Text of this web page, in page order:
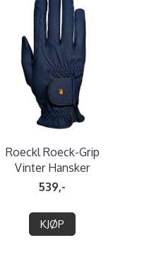
Roeckl Roeck-Grip
Vinter Hansker
539,-
KJØP